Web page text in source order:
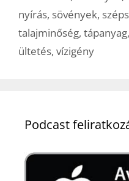
nyírás, sövények,
talajminőség, tápanyag,
ültetés, vízigény
Podcast